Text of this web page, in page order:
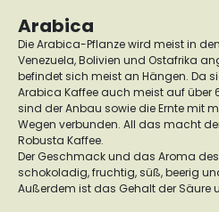
Arabica
Die Arabica-Pflanze wird meist in
Venezuela, Bolivien und Ostafrika
befindet sich meist an Hängen. Da
Arabica Kaffee auch meist auf über
sind der Anbau sowie die Ernte mit
Wegen verbunden. All das macht
Robusta Kaffee.
Der Geschmack und das Aroma
schokoladig, fruchtig, süß, beerig
Außerdem ist das Gehalt der Säure